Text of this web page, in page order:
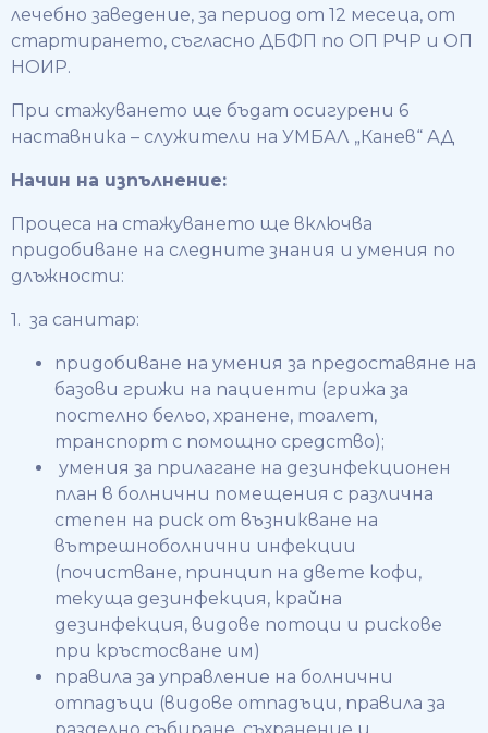
лечебно заведение, за период от 12 месеца, от
стартирането, съгласно ДБФП по ОП РЧР и ОП
НОИР.
При стажуването ще бъдат осигурени 6
наставника – служители на УМБАЛ „Канев“ АД
Начин на изпълнение:
Процеса на стажуването ще включва
придобиване на следните знания и умения по
длъжности:
1. за санитар:
придобиване на умения за предоставяне на
базови грижи на пациенти (грижа за
постелно бельо, хранене, тоалет,
транспорт с помощно средство);
умения за прилагане на дезинфекционен
план в болнични помещения с различна
степен на риск от възникване на
вътрешноболнични инфекции
(почистване, принцип на двете кофи,
текуща дезинфекция, крайна
дезинфекция, видове потоци и рискове
при кръстосване им)
правила за управление на болнични
отпадъци (видове отпадъци, правила за